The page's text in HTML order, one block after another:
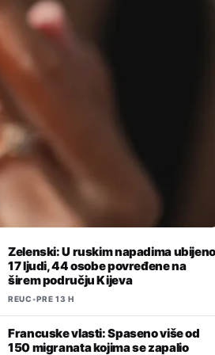
Zelenski: U ruskim napadima ubijeno
17 ljudi, 44 osobe povređene na
širem području Kijeva
REUC•PRE 13 H
Francuske vlasti: Spaseno više od
150 migranata kojima se zapalio